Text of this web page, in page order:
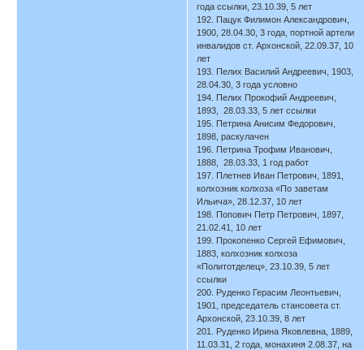
года ссылки, 23.10.39, 5 лет
192. Пацук Филимон Александрович,
1900, 28.04.30, 3 года, портной артели
инвалидов ст. Архонской, 22.09.37, 10
лет
193. Пелих Василий Андреевич, 1903,
28.04.30, 3 года условно
194. Пелих Прокофий Андреевич,
1893, 28.03.33, 5 лет ссылки
195. Петрина Анисим Федорович,
1898, раскулачен
196. Петрина Трофим Иванович,
1888, 28.03.33, 1 год работ
197. Плетнев Иван Петрович, 1891,
колхозник колхоза «По заветам
Ильича», 28.12.37, 10 лет
198. Попович Петр Петрович, 1897,
21.02.41, 10 лет
199. Прокопенко Сергей Ефимович,
1883, колхозник колхоза
«Политотделец», 23.10.39, 5 лет
ссылки
200. Руденко Герасим Леонтьевич,
1901, председатель стансовета ст.
Архонской, 23.10.39, 8 лет
201. Руденко Ирина Яковлевна, 1889,
11.03.31, 2 года, монахиня 2.08.37, на